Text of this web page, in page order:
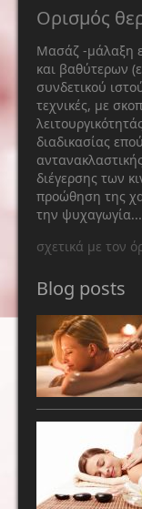
Ορισμός
Μασάζ -μάλαξη
και βαθύτερων
συνδετικού
τεχνικές, με
διαδικασίας
διέγερσης των
προώθηση της
την ψυχαγωγία...
σχετικά με τον
Blog posts